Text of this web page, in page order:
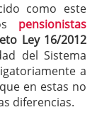
como este
pensionistas
Ley 16/2012
del Sistema
a
en estas no
diferencias.